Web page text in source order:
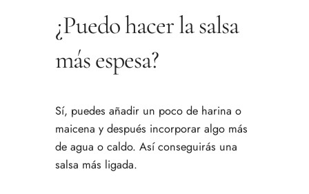
¿Puedo hacer la salsa
más espesa?
Sí, puedes añadir un poco de harina o
maicena y después incorporar algo más
de agua o caldo. Así conseguirás una
salsa más ligada.